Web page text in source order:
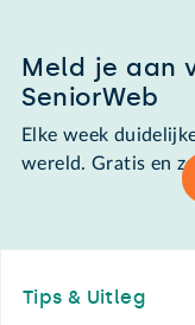
Meld je aan
SeniorWeb
Elke week
wereld. Gratis en
Tips & Uitleg